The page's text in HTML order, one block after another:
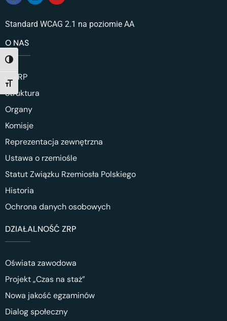
TOGGLE HIGH CONTRAST
TOGGLE FONT SIZE
Standard WCAG 2.1 na poziomie AA
O NAS
O ZRP
Struktura
Organy
Komisje
Reprezentacja zewnętrzna
Ustawa o rzemiośle
Statut Związku Rzemiosła Polskiego
Historia
Ochrona danych osobowych
DZIAŁALNOŚĆ ZRP
Oświata zawodowa
Projekt „Czas na staż”
Nowa jakość egzaminów
Dialog społeczny